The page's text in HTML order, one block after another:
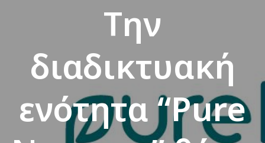
Την
διαδικτυακή
ενότητα “Pure